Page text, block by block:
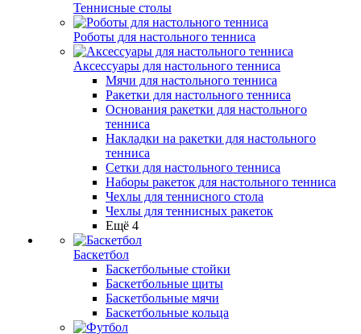
Теннисные столы
Роботы для настольного тенниса
Аксессуары для настольного тенниса
Мячи для настольного тенниса
Ракетки для настольного тенниса
Основания ракетки для настольного
тенниса
Накладки на ракетки для настольного
тенниса
Сетки для настольного тенниса
Наборы ракеток для настольного тенниса
Чехлы для теннисного стола
Чехлы для теннисных ракеток
Ещё 4
Баскетбол
Баскетбольные стойки
Баскетбольные щиты
Баскетбольные мячи
Баскетбольные кольца